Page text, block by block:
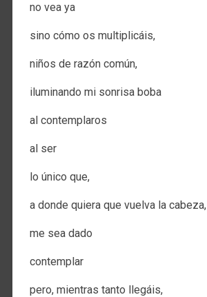
no vea ya
sino cómo os multiplicáis,
niños de razón común,
iluminando mi sonrisa boba
al contemplaros
al ser
lo único que,
a donde quiera que vuelva la cabeza,
me sea dado
contemplar
pero, mientras tanto llegáis,